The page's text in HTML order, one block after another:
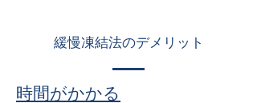
緩慢凍結法のデメリット
時間がかかる